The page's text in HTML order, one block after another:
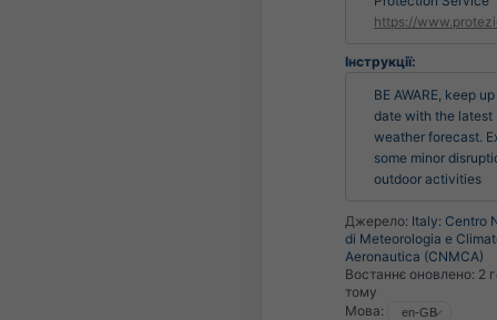
https://
Інструкції:
BE AWARE, keep
date with the latest
weather forecast.
some minor
outdoor activities
Джерело: Italy: Centro
di Meteorologia e
Aeronautica (CNMCA)
Востаннє оновлено: 2
тому
Мова: